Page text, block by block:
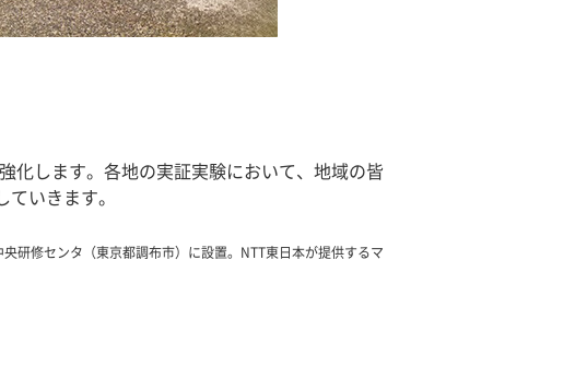
化します。各地の実証実験において、地域の皆
いきます。
研修センタ（東京都調布市）に設置。NTT東日本が提供するマ